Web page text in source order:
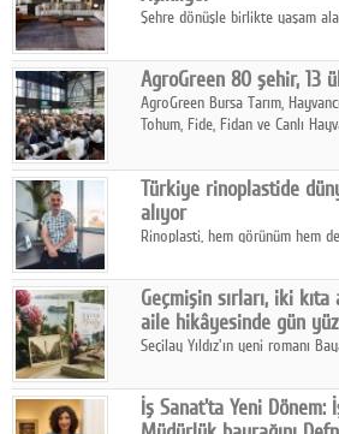
Şehre dönüşle birlikte yaşam
sonbaharın tasarım kodlarını
AgroGreen 80 şehir, 13
AgroGreen Bursa Tarım,
Tohum, Fide, Fidan ve Canlı
Türkiye rinoplastide
alıyor
Rinoplasti, hem görünüm hem de
biri konumunda.
Geçmişin sırları, iki
aile hikâyesinde gün
Seçilay Yıldız'ın yeni romanı
katmanlı bir aile hikâyesi
İş Sanat'ta Yeni Dönem: